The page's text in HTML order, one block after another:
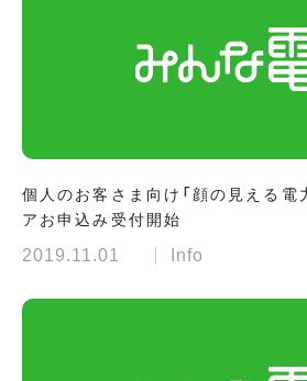
個人のお客さま向け「顔の見える電
アお申込み受付開始
2019.11.01 Info